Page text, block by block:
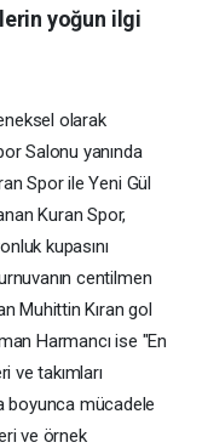
yoğun ilgi
olarak
Salonu yanında
Spor ile Yeni Gül
Kuran Spor,
kupasını
centilmen
Muhittin Kıran gol
Harmancı ise "En
ve takımları
boyunca mücadele
ve örnek